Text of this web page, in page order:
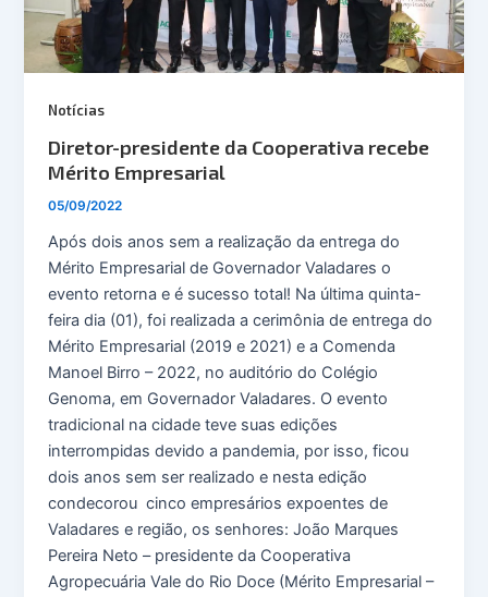
Notícias
Diretor-presidente da Cooperativa recebe
Mérito Empresarial
05/09/2022
Após dois anos sem a realização da entrega do
Mérito Empresarial de Governador Valadares o
evento retorna e é sucesso total! Na última quinta-
feira dia (01), foi realizada a cerimônia de entrega do
Mérito Empresarial (2019 e 2021) e a Comenda
Manoel Birro – 2022, no auditório do Colégio
Genoma, em Governador Valadares. O evento
tradicional na cidade teve suas edições
interrompidas devido a pandemia, por isso, ficou
dois anos sem ser realizado e nesta edição
condecorou cinco empresários expoentes de
Valadares e região, os senhores: João Marques
Pereira Neto – presidente da Cooperativa
Agropecuária Vale do Rio Doce (Mérito Empresarial –